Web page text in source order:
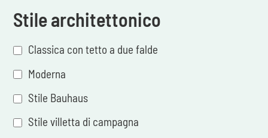
Stile architettonico
Classica con tetto a due falde
Moderna
Stile Bauhaus
Stile villetta di campagna